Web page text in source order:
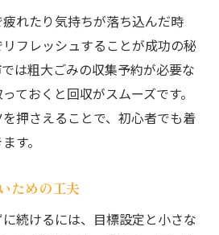
れたり気持ちが落ち込んだ時
フレッシュすることが成功の秘
は粗大ごみの収集予約が必要な
ておくと回収がスムーズです。
押さえることで、初心者でも着
す。
ための工夫
続けるには、目標設定と小さな